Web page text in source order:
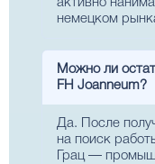
активно
немецком
Можно ли
FH Joanneum?
Да. После
на поиск
Грац —